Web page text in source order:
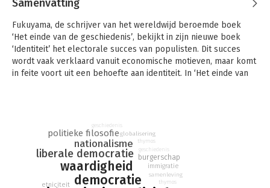
Samenvatting
Fukuyama, de schrijver van het wereldwijd beroemde boek
‘Het einde van de geschiedenis’, bekijkt in zijn nieuwe boek
‘Identiteit’ het electorale succes van populisten. Dit succes
wordt vaak verklaard vanuit economische motieven, maar komt
in feite voort uit een behoefte aan identiteit. In ‘Het einde van
erkenning van burgerschap met onvervreemdbare rechten. Nu
heeft identiteitspolitiek op basis van religie, ras, etniciteit of
gender de overhand. De opleving van de gepolitiseerde islam,
identiteitspolitiek gericht op etnische minderheden, activisme
op universiteiten en het anti-immigranten-populisme zijn daar
democratie
waardigheid
liberale democratie
nationalisme
politieke filosofie
burgerschap
etniciteit
globalisering
immigratie
samenleving
geschiedenis
thymos
geschiedenis
thymos